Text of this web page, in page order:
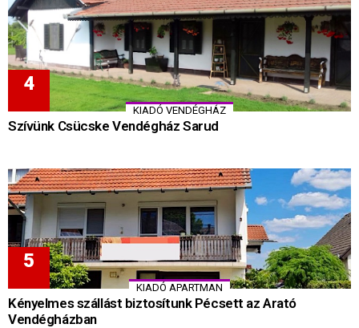
KIADÓ VENDÉGHÁZ
Szívünk Csücske Vendégház Sarud
KIADÓ APARTMAN
Kényelmes szállást biztosítunk Pécsett az Arató
Vendégházban